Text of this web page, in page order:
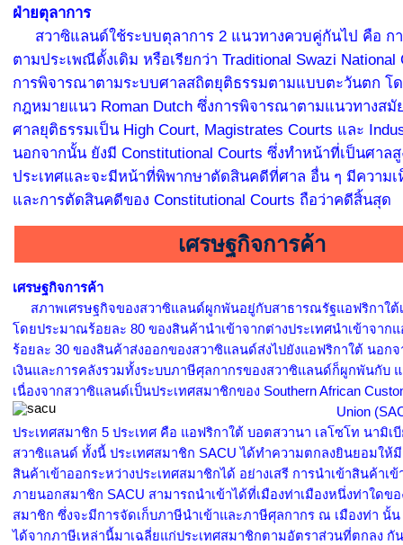
ฝ่ายตุลาการ
สวาซิแลนด์ใช้ระบบตุลาการ 2 แนวทางควบคู่กันไป คือ ก
ตามประเพณีดั้งเดิม หรือเรียกว่า Traditional Swazi National
การพิจารณาตามระบบศาลสถิตยุติธรรมตามแบบตะวันตก โ
กฎหมายแนว Roman Dutch ซึ่งการพิจารณาตามแนวทางสมั
ศาลยุติธรรมเป็น High Court, Magistrates Courts และ
นอกจากนั้น ยังมี Constitutional Courts ซึ่งทำหน้าที่เป็นศาล
ประเทศและจะมีหน้าที่พิพากษาตัดสินคดีที่ศาล อื่น ๆ มีความ
และการตัดสินคดีของ Constitutional Courts ถือว่าคดีสิ้นสุด
เศรษฐกิจการค้า
เศรษฐกิจการค้า
สภาพเศรษฐกิจของสวาซิแลนด์ผูกพันอยู่กับสาธารณรัฐแอฟริกาใต้
โดยประมาณร้อยละ 80 ของสินค้านำเข้าจากต่างประเทศนำเข้าจาก
ร้อยละ 30 ของสินค้าส่งออกของสวาซิแลนด์ส่งไปยังแอฟริกาใต้ นอก
เงินและการคลังรวมทั้งระบบภาษีศุลกากรของสวาซิแลนด์ก็ผูกพันกับ
เนื่องจากสวาซิแลนด์เป็นประเทศสมาชิกของ Southern African
Union
ประเทศสมาชิก 5 ประเทศ คือ แอฟริกาใต้ บอตสวานา เลโซโท นามิเ
สวาซิแลนด์ ทั้งนี้ ประเทศสมาชิก SACU ได้ทำความตกลงยินยอมให้
สินค้าเข้าออกระหว่างประเทศสมาชิกได้ อย่างเสรี การนำเข้าสินค้าเข้
ภายนอกสมาชิก SACU สามารถนำเข้าได้ที่เมืองท่าเมืองหนึ่งท่าใดขอ
สมาชิก ซึ่งจะมีการจัดเก็บภาษีนำเข้าและภาษีศุลกากร ณ เมืองท่า นั้
ได้จากภาษีเหล่านี้มาเฉลี่ยแก่ประเทศสมาชิกตามอัตราส่วนที่ตกลง กั